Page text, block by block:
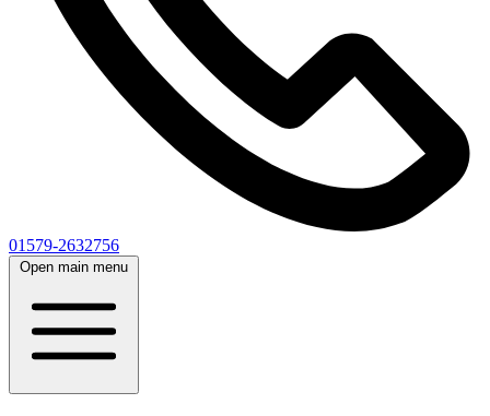
01579-2632756
Open main menu